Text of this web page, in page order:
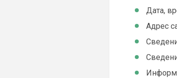
Дата,
Адрес